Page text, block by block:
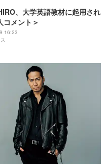
、大学英語教材に起用され
コメント＞
16:23